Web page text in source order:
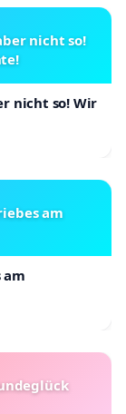
nicht so!
nicht so! Wir
am
am